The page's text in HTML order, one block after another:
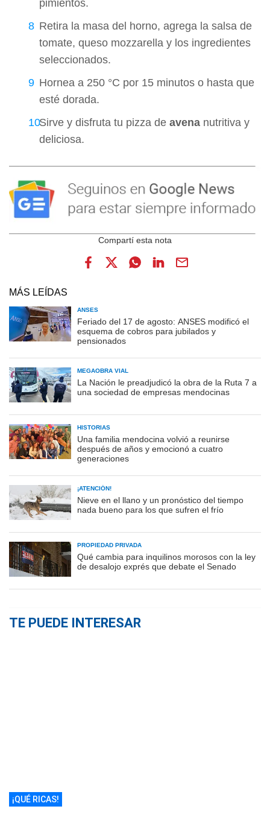
pimientos.
Retira la masa del horno, agrega la salsa de
tomate, queso mozzarella y los ingredientes
seleccionados.
Hornea a 250 °C por 15 minutos o hasta que
esté dorada.
Sirve y disfruta tu pizza de avena nutritiva y
deliciosa.
MÁS LEÍDAS
ANSES
Feriado del 17 de agosto: ANSES modificó el
esquema de cobros para jubilados y
pensionados
MEGAOBRA VIAL
La Nación le preadjudicó la obra de la Ruta 7 a
una sociedad de empresas mendocinas
HISTORIAS
Una familia mendocina volvió a reunirse
después de años y emocionó a cuatro
generaciones
¡ATENCIÓN!
Nieve en el llano y un pronóstico del tiempo
nada bueno para los que sufren el frío
PROPIEDAD PRIVADA
Qué cambia para inquilinos morosos con la ley
de desalojo exprés que debate el Senado
TE PUEDE INTERESAR
¡QUÉ RICAS!